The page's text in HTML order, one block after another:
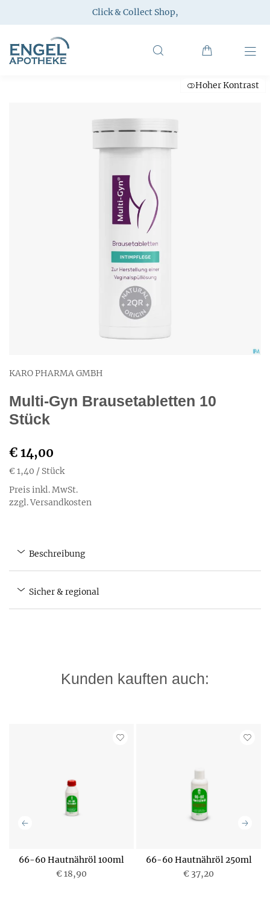
Click & Collect Shop,
Hoher Kontrast
KARO PHARMA GMBH
Multi-Gyn Brausetabletten 10
Stück
€ 14,00
€ 1,40 / Stück
Preis inkl. MwSt.
zzgl. Versandkosten
Beschreibung
Sicher & regional
Kunden kauften auch:
66-60 Hautnähröl 100ml
€ 18,90
66-60 Hautnähröl 250ml
€ 37,20